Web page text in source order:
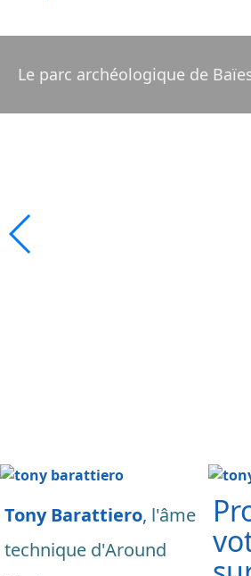
Le parc archéologique de
Tony Barattiero, l'âme
technique d'Around